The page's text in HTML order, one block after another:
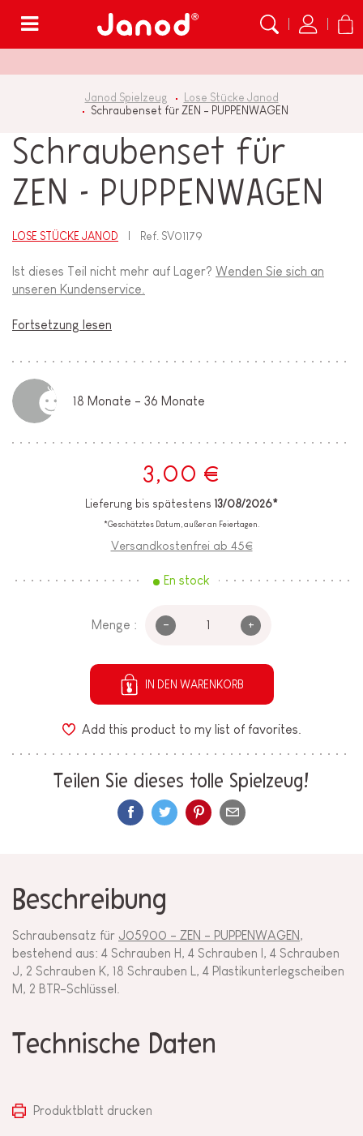
Janod Spielzeug
Lose Stücke Janod
Schraubenset für ZEN - PUPPENWAGEN
Schraubenset für
ZEN - PUPPENWAGEN
LOSE STÜCKE JANOD Ref. SV01179
Ist dieses Teil nicht mehr auf Lager? Wenden Sie sich an
unseren Kundenservice.
Fortsetzung lesen
18 Monate - 36 Monate
3,00 €
Lieferung bis spätestens 13/08/2026*
*Geschätztes Datum, außer an Feiertagen.
Versandkostenfrei ab 45€
En stock
Menge : - +
IN DEN WARENKORB
Add this product to my list of favorites.
Teilen Sie dieses tolle Spielzeug!
Beschreibung
Schraubensatz für J05900 - ZEN - PUPPENWAGEN,
bestehend aus: 4 Schrauben H, 4 Schrauben I, 4 Schrauben
J, 2 Schrauben K, 18 Schrauben L, 4 Plastikunterlegscheiben
M, 2 BTR-Schlüssel.
Technische Daten
Produktblatt drucken